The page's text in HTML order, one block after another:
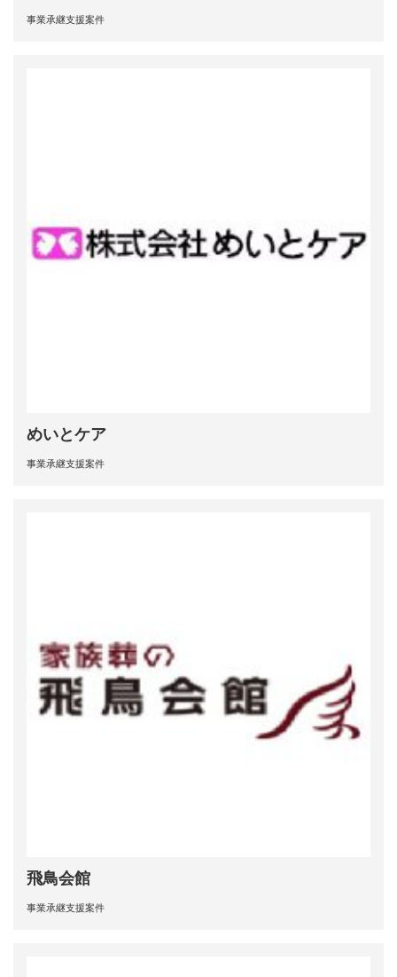
事業承継支援案件
めいとケア
事業承継支援案件
飛鳥会館
事業承継支援案件